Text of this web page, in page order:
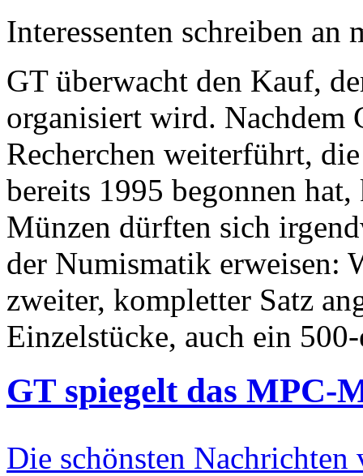
Interessenten schreiben
GT überwacht den Kauf,
organisiert wird. Nachdem
Recherchen weiterführt,
bereits 1995 begonnen
Münzen dürften sich
der Numismatik erweisen:
zweiter, kompletter Satz
Einzelstücke, auch ein
GT spiegelt das MPC-
Die schönsten Nachrichten